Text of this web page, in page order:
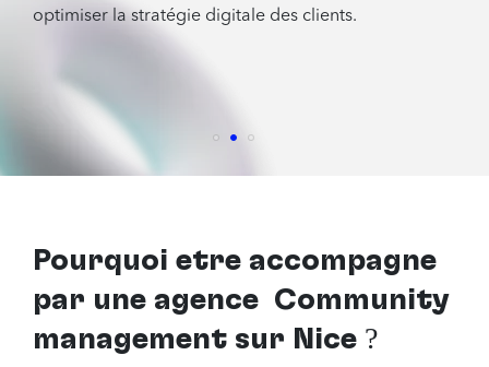
optimiser la stratégie digitale des clients.
Pourquoi être accompagné
par une agence Community
management sur Nice ?